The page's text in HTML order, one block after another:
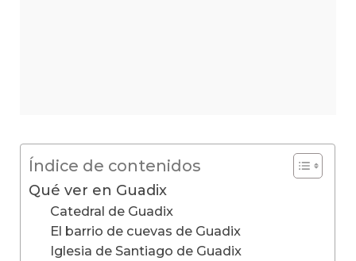
Índice de contenidos
Qué ver en Guadix
Catedral de Guadix
El barrio de cuevas de Guadix
Iglesia de Santiago de Guadix